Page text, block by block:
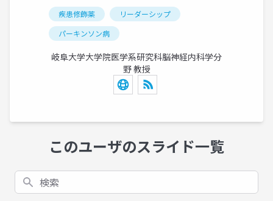
疾患修飾薬
リーダーシップ
パーキンソン病
岐阜大学大学院医学系研究科脳神経内科学分
野 教授
このユーザのスライド一覧
検索